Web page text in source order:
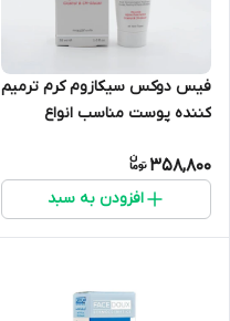
فیس دوکس سیکازوم کرم ترمیم
کننده پوست مناسب انواع
358,800
افزودن به سبد